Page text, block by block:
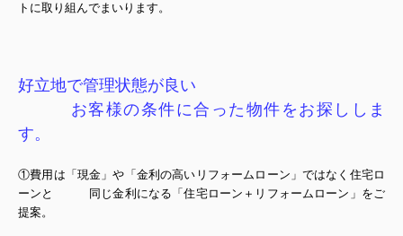
トに取り組んでまいります。
好立地で管理状態が良い
お客様の条件に合った物件をお探ししま
す。
①費用は「現金」や「金利の高いリフォームローン」ではなく住宅ロ
ーンと 同じ金利になる「住宅ローン＋リフォームローン」をご
提案。